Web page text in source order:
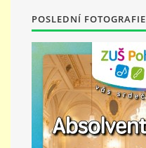
POSLEDNÍ FOTOGRAFIE